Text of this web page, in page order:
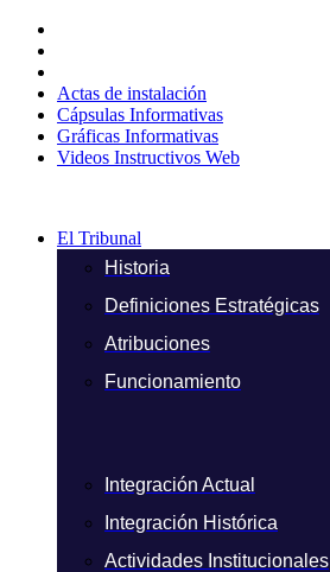
contenido
Actas de instalación
Cápsulas Informativas
Gráficas Informativas
Videos Instructivos Web
El Tribunal
Historia
Definiciones Estratégicas
Atribuciones
Funcionamiento
Integración Actual
Integración Histórica
Actividades Institucionales